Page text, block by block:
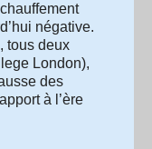
négative.
tous deux
London),
des
à l’ère